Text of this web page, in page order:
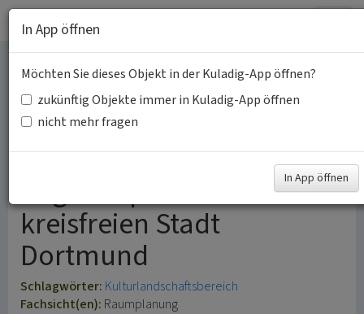
Kulturlandschaftsbereiche
(KLBs) im
Geltungsbereich des
Regionalplans Ruhr in der
kreisfreien Stadt
Dortmund
Schlagwörter: Kulturlandschaftsbereich
Fachsicht(en): Raumplanung
In App öffnen
Möchten Sie dieses Objekt in der Kuladig-App öffnen?
zukünftig Objekte immer in Kuladig-App öffnen
nicht mehr fragen
In App öffnen